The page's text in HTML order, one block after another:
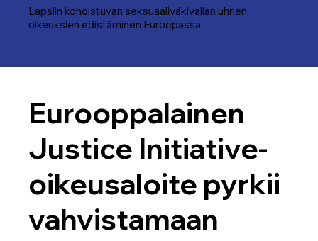
Lapsiin kohdistuvan seksuaaliväkivallan uhrien
oikeuksien edistäminen Euroopassa.
Eurooppalainen
Justice Initiative-
oikeusaloite pyrkii
vahvistamaan